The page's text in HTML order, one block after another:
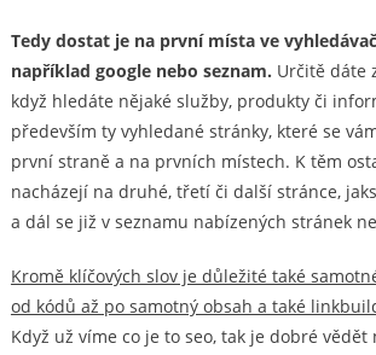
Tedy dostat je na první místa ve
například google nebo seznam. Určitě dáte
když hledáte nějaké služby, produkty či
především ty vyhledané stránky, které se
první straně a na prvních místech. K těm
nacházejí na druhé, třetí či další stránce,
a dál se již v seznamu nabízených stránek
Kromě klíčových slov je důležité také
od kódů až po samotný obsah a také
Když už víme co je to seo, tak je dobré